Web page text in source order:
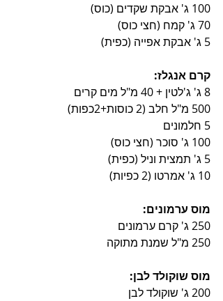
100 ג' אבקת שקדים (כוס)
70 ג' קמח (חצי כוס)
5 ג' אבקת אפייה (כפית)
קרם אנגלז:
8 ג' ג'לטין + 40 מ"ל מים קרים
500 מ"ל חלב (2 כוסות+2כפות)
5 חלמונים
100 ג' סוכר (חצי כוס)
5 ג' תמצית וניל (כפית)
10 ג' אמרטו (2 כפיות)
מוס ערמונים:
250 ג' קרם ערמונים
250 מ"ל שמנת מתוקה
מוס שוקולד לבן:
200 ג' שוקולד לבן